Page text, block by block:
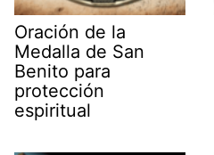
Oración de la
Medalla de San
Benito para
protección
espiritual